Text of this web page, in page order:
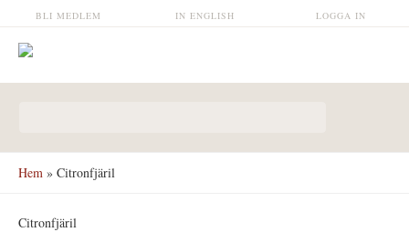
Hoppa till huvudinnehåll LOGGA IN
IN ENGLISH
BLI MEDLEM
Hem » Citronfjäril
Citronfjäril